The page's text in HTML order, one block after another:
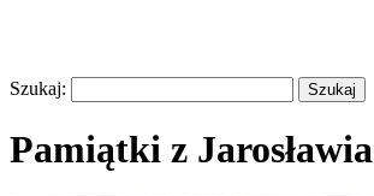
Szukaj:
Pamiątki z Jarosławia